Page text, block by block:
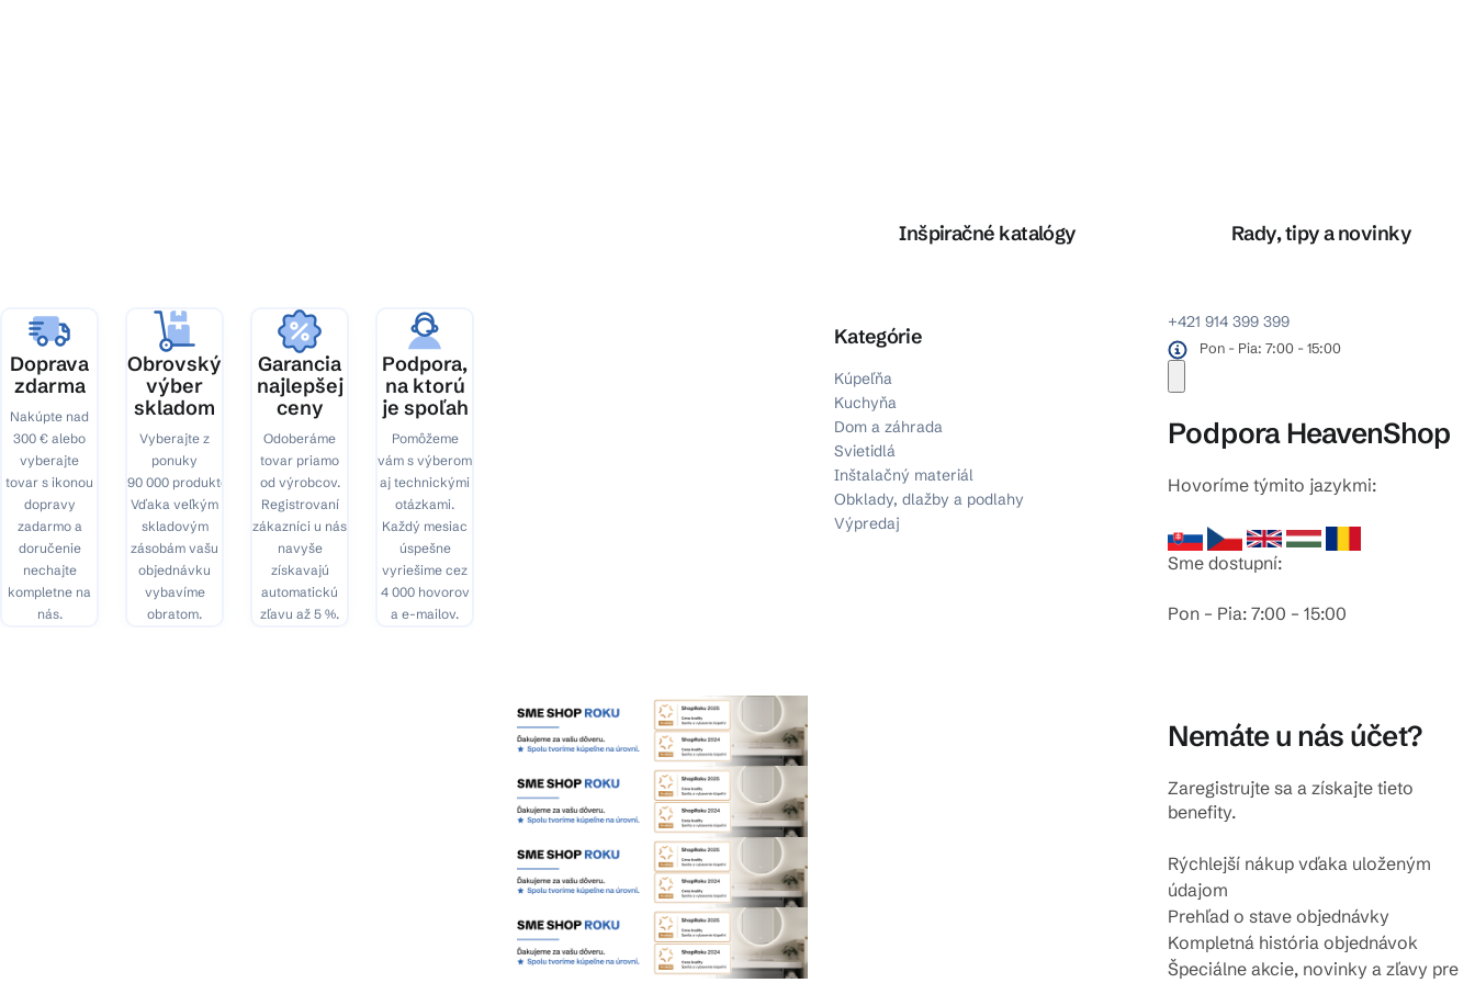
Inšpiračné katalógy Rady, tipy a novinky
Doprava
zdarma
Nakúpte nad
300 € alebo
vyberajte
tovar s ikonou
dopravy
zadarmo a
doručenie
nechajte
kompletne na
nás.
Obrovský
výber
skladom
Vyberajte z
ponuky
90 000 produktov.
Vďaka veľkým
skladovým
zásobám vašu
objednávku
vybavíme
obratom.
Garancia
najlepšej
ceny
Odoberáme
tovar priamo
od výrobcov.
Registrovaní
zákazníci u nás
navyše
získavajú
automatickú
zľavu až 5 %.
Podpora,
na ktorú
je spoľah
Pomôžeme
vám s výberom
aj technickými
otázkami.
Každý mesiac
úspešne
vyriešime cez
4 000 hovorov
a e-mailov.
+421 914 399 399
Pon - Pia: 7:00 - 15:00
Podpora HeavenShop
Hovoríme týmito jazykmi:
Sme dostupní:
Pon – Pia: 7:00 – 15:00
Nemáte u nás účet?
Zaregistrujte sa a získajte tieto
benefity.
Rýchlejší nákup vďaka uloženým
údajom
Prehľad o stave objednávky
Kompletná história objednávok
Špeciálne akcie, novinky a zľavy pre
Kategórie
Kúpeľňa
Kuchyňa
Dom a záhrada
Svietidlá
Inštalačný materiál
Obklady, dlažby a podlahy
Výpredaj